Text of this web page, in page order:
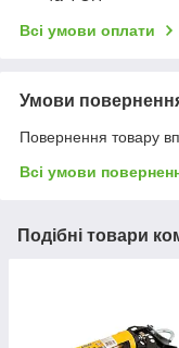
Всі умови оплати
Умови
Повернення товару
Всі умови
Подібні товари